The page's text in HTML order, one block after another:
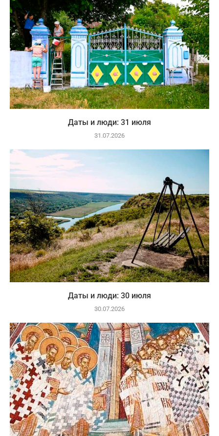
Даты и люди: 31 июля
31.07.2026
Даты и люди: 30 июля
30.07.2026